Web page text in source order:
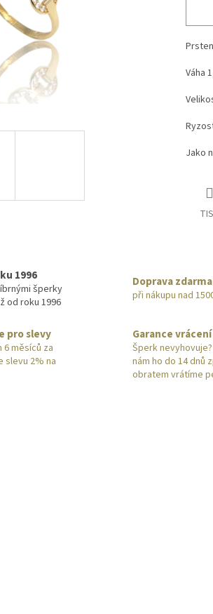
Váha
Jako
1996
šperky
od roku 1996
Doprava zdarma
při nákupu nad
pro slevy
měsíců za
slevu 2% na
Garance
Šperk
nám ho do 14 dnů
obratem vrátíme